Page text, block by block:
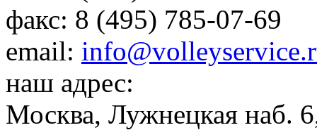
факс: 8 (495) 785-07-69
email:
наш адрес:
Москва, Лужнецкая наб.